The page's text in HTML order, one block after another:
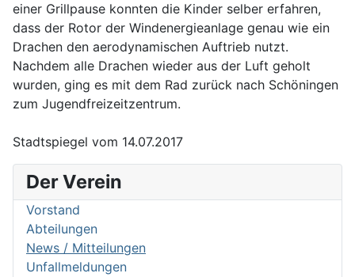
Der Verein
Vorstand
Abteilungen
News / Mitteilungen
Unfallmeldungen
einer Grillpause konnten die Kinder selber erfahren,
dass der Rotor der Windenergieanlage genau wie ein
Drachen den aerodynamischen Auftrieb nutzt.
Nachdem alle Drachen wieder aus der Luft geholt
wurden, ging es mit dem Rad zurück nach Schöningen
zum Jugendfreizeitzentrum.
Stadtspiegel vom 14.07.2017